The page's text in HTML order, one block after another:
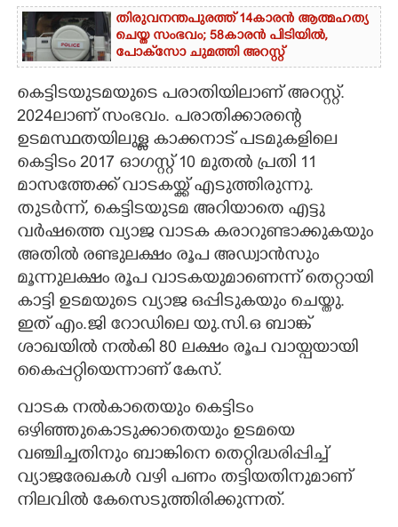
തിരുവനന്തപുരത്ത് 14കാരൻ ആത്മഹത്യ
ചെയ്ത സംഭവം; 58കാരൻ പിടിയിൽ,
പോക്‌സോ ചുമത്തി അറസ്റ്റ്
കെട്ടിടയുടമയുടെ പരാതിയിലാണ് അറസ്റ്റ്.
2024ലാണ് സംഭവം. പരാതിക്കാരന്റെ
ഉടമസ്ഥതയിലുള്ള കാക്കനാട് പടമുകളിലെ
കെട്ടിടം 2017 ഓഗസ്റ്റ് 10 മുതൽ പ്രതി 11
മാസത്തേക്ക് വാടകയ്ക്ക് എടുത്തിരുന്നു.
തുടർന്ന്, കെട്ടിടയുടമ അറിയാതെ എട്ടു
വർഷത്തെ വ്യാജ വാടക കരാറുണ്ടാക്കുകയും
അതിൽ രണ്ടുലക്ഷം രൂപ അഡ്വാൻസും
മൂന്നുലക്ഷം രൂപ വാടകയുമാണെന്ന് തെറ്റായി
കാട്ടി ഉടമയുടെ വ്യാജ ഒപ്പിടുകയും ചെയ്തു.
ഇത് എം.ജി റോഡിലെ യു.സി.ഒ ബാങ്ക്
ശാഖയിൽ നൽകി 80 ലക്ഷം രൂപ വായ്പയായി
കൈപ്പറ്റിയെന്നാണ് കേസ്.
വാടക നൽകാതെയും കെട്ടിടം
ഒഴിഞ്ഞുകൊടുക്കാതെയും ഉടമയെ
വഞ്ചിച്ചതിനും ബാങ്കിനെ തെറ്റിദ്ധരിപ്പിച്ച്
വ്യാജരേഖകൾ വഴി പണം തട്ടിയതിനുമാണ്
നിലവിൽ കേസെടുത്തിരിക്കുന്നത്.